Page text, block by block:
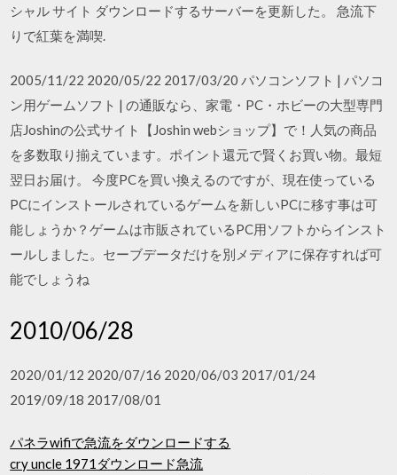
シャル サイト ダウンロードするサーバーを更新した。 急流下
りで紅葉を満喫.
2005/11/22 2020/05/22 2017/03/20 パソコンソフト | パソコ
ン用ゲームソフト | の通販なら、家電・PC・ホビーの大型専門
店Joshinの公式サイト【Joshin webショップ】で！人気の商品
を多数取り揃えています。ポイント還元で賢くお買い物。最短
翌日お届け。 今度PCを買い換えるのですが、現在使っている
PCにインストールされているゲームを新しいPCに移す事は可
能しょうか？ゲームは市販されているPC用ソフトからインスト
ールしました。セーブデータだけを別メディアに保存すれば可
能でしょうね
2010/06/28
2020/01/12 2020/07/16 2020/06/03 2017/01/24
2019/09/18 2017/08/01
パネラwifiで急流をダウンロードする
cry uncle 1971ダウンロード急流